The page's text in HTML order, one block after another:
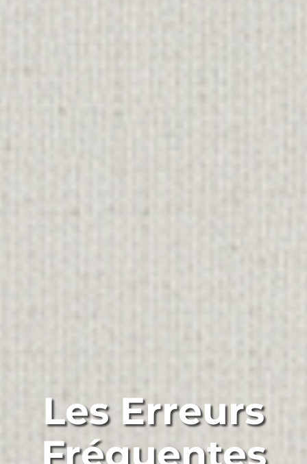
Les Erreurs
Fréquentes